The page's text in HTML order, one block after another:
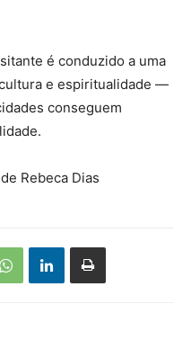
é conduzido a uma
e espiritualidade —
conseguem
Rebeca Dias